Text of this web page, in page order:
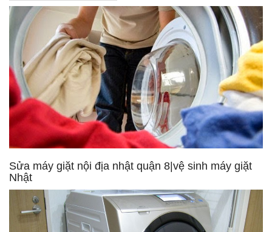
Sửa máy giặt nội địa nhật quận 8|vệ sinh máy giặt
Nhật